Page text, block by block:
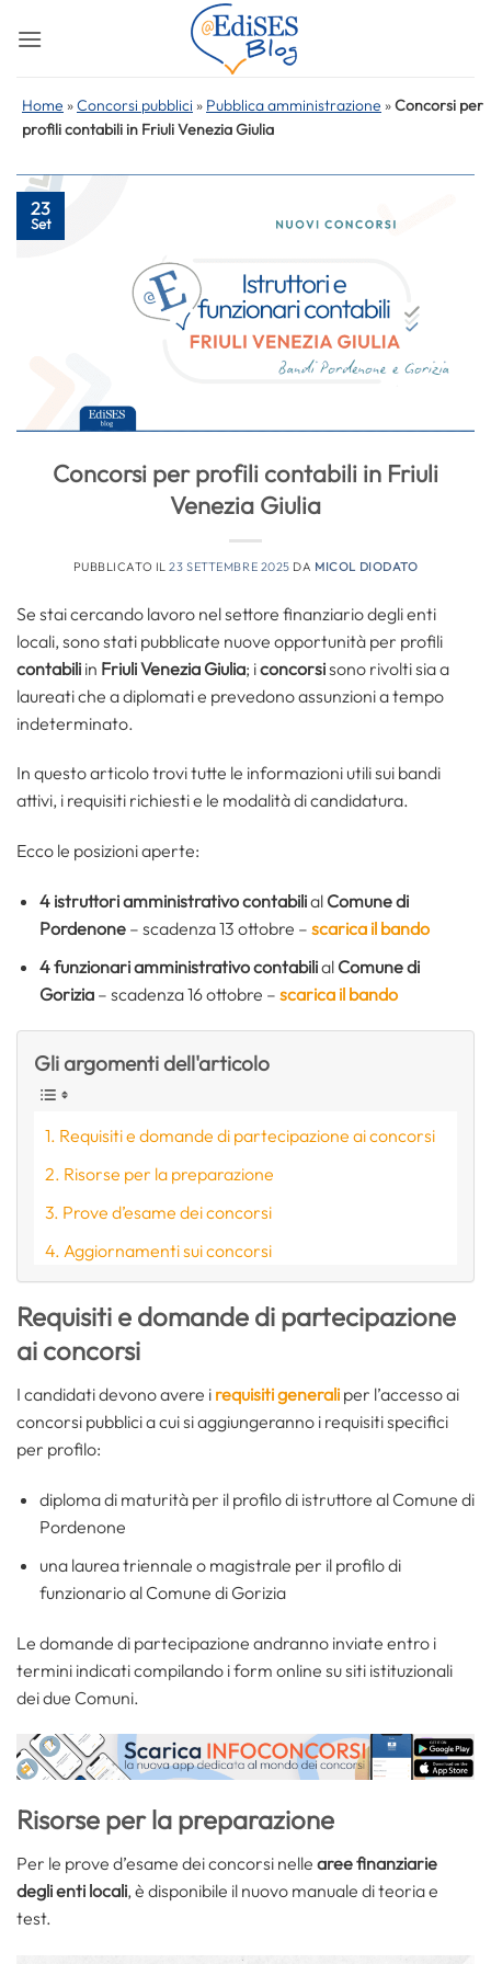
Home »Concorsi pubblici » Pubblica amministrazione »Concorsi per
profili contabili in Friuli Venezia Giulia
23
Set
Concorsi per profili contabili in Friuli
Venezia Giulia
PUBBLICATO IL23 SETTEMBRE 2025 DA MICOL DIODATO
Se stai cercando lavoro nel settore finanziario degli enti
locali, sono stati pubblicate nuove opportunità per profili
contabili in Friuli Venezia Giulia; iconcorsisono rivolti sia a
laureati che a diplomati e prevedono assunzioni a tempo
indeterminato.
In questo articolo trovi tutte le informazioni utili sui bandi
attivi, i requisiti richiesti e le modalità di candidatura.
Ecco le posizioni aperte:
4 istruttori amministrativo contabilial Comune di
Pordenone– scadenza 13 ottobre – scarica il bando
4funzionari amministrativo contabilial Comune di
Gorizia– scadenza 16 ottobre – scarica il bando
Gli argomenti dell'articolo
Requisiti e domande di partecipazione ai concorsi
Risorse per la preparazione
Prove d’esame dei concorsi
Aggiornamenti sui concorsi
Requisiti e domande di partecipazione
ai concorsi
I candidati devono avere i requisiti generali per l’accesso ai
concorsi pubblici a cui si aggiungeranno i requisiti specifici
per profilo:
diploma di maturità per il profilo di istruttore al Comune di
Pordenone
una laurea triennale o magistrale per il profilo di
funzionario al Comune di Gorizia
Le domande di partecipazione andranno inviate entro i
termini indicati compilando i form online su siti istituzionali
dei due Comuni.
Risorse per la preparazione
Per le prove d’esame dei concorsi nelle aree finanziarie
degli enti locali, è disponibile il nuovo manuale di teoria e
test.